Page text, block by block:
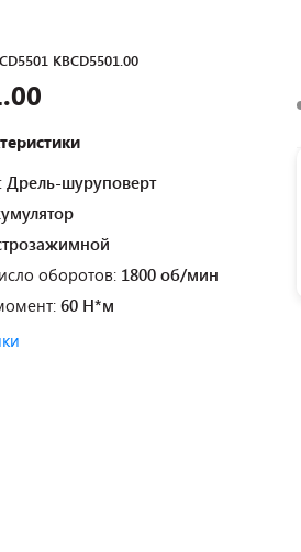
KBCD5501.00
Дрель-шуруповерт
оборотов: 1800 об/мин
60 Н*м